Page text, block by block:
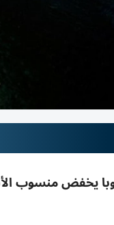
يخفض منسوب